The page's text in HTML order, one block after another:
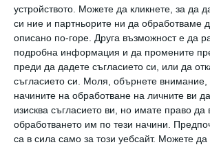
устройството. Можете да кликнете, за да
си ние и партньорите ни да обработваме
описано по-горе. Друга възможност е да
подробна информация и да промените
преди да дадете съгласието си, или да
съгласието си. Моля, обърнете внимание,
начините на обработване на личните ви
изисква съгласието ви, но имате право да
обработването им по тези начини.
са в сила само за този уебсайт. Можете
вписва в понятието
В резултат на това летвата
се вдига толкова високо, че не
нито да я прескочи, нито дори
докосне. Това кара хлапето да
живее в среда, в която няма
и такива не съществуват.